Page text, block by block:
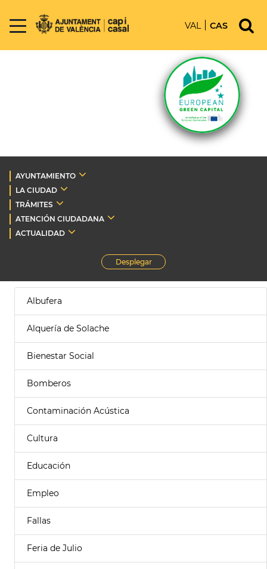
VAL CAS
AYUNTAMIENTO
LA CIUDAD
TRÁMITES
ATENCIÓN CIUDADANA
ACTUALIDAD
Desplegar
Albufera
Alquería de Solache
Bienestar Social
Bomberos
Contaminación Acústica
Cultura
Educación
Empleo
Fallas
Feria de Julio